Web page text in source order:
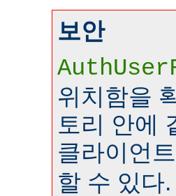
보안
위치함을
토리 안에
클라이언
할 수 있다.